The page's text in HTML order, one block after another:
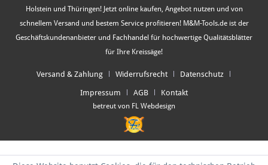
Holstein und Thüringen! Jetzt online kaufen, Angebot nutzen und von
schnellem Versand und bestem Service profitieren! M&M-Tools.de ist der
Geschäftskundenanbieter und Fachhandel für hochwertige Qualitätsblätter
für Ihre Kreissäge!
Versand & Zahlung Widerrufsrecht Datenschutz
Impressum AGB Kontakt
betreut von FL Webdesign